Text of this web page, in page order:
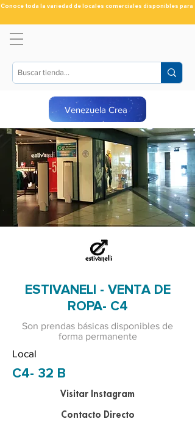
Conoce toda la variedad de locales comerciales disponibles para ti
Venezuela Crea
ESTIVANELI - VENTA DE
ROPA- C4
Son prendas básicas disponibles de
forma permanente
Local
C4- 32 B
Visitar Instagram
Contacto Directo